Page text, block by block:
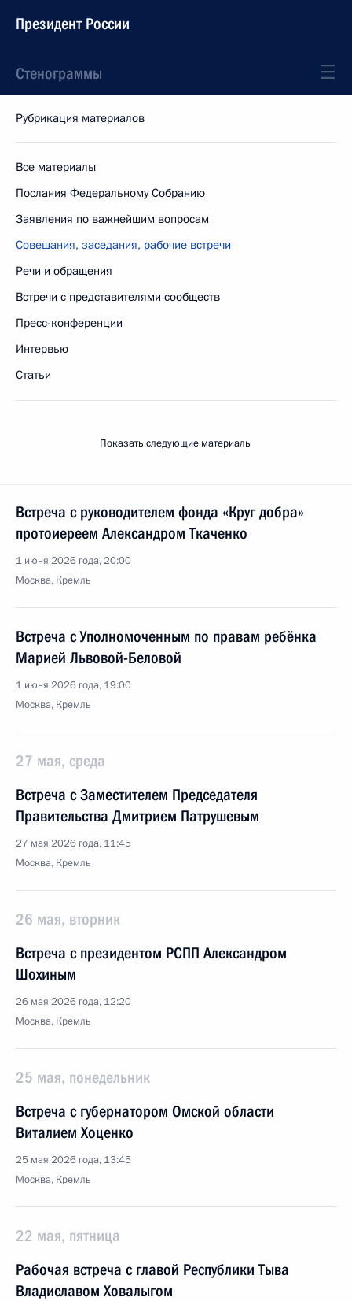
Президент России
Стенограммы
Рубрикация материалов
Все материалы
Послания Федеральному Собранию
Заявления по важнейшим вопросам
Совещания, заседания, рабочие встречи
Речи и обращения
Встречи с представителями сообществ
Пресс-конференции
Интервью
Статьи
Показать следующие материалы
Встреча с руководителем фонда «Круг добра»
протоиереем Александром Ткаченко
1 июня 2026 года, 20:00
Москва, Кремль
Встреча с Уполномоченным по правам ребёнка
Марией Львовой-Беловой
1 июня 2026 года, 19:00
Москва, Кремль
27 мая, среда
Встреча с Заместителем Председателя
Правительства Дмитрием Патрушевым
27 мая 2026 года, 11:45
Москва, Кремль
26 мая, вторник
Встреча с президентом РСПП Александром
Шохиным
26 мая 2026 года, 12:20
Москва, Кремль
25 мая, понедельник
Встреча с губернатором Омской области
Виталием Хоценко
25 мая 2026 года, 13:45
Москва, Кремль
22 мая, пятница
Рабочая встреча с главой Республики Тыва
Владиславом Ховалыгом